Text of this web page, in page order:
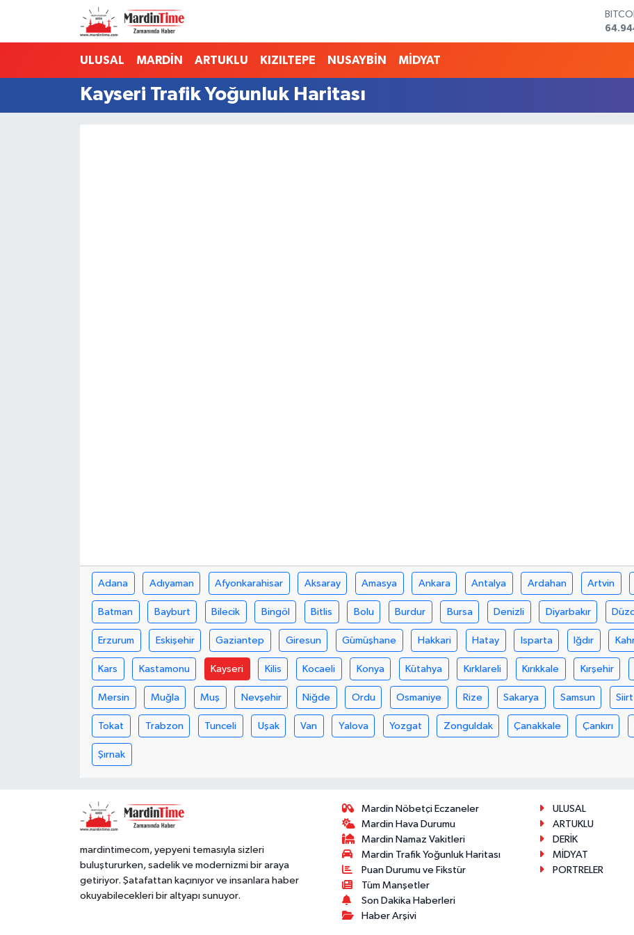
ULUSAL MARDİN ARTUKLU KIZILTEPE NUSAYBİN MİDYAT
Kayseri Trafik Yoğunluk Haritası
Adana Adıyaman Afyonkarahisar Aksaray Amasya Ankara Antalya Ardahan Artvin
Batman Bayburt Bilecik Bingöl Bitlis Bolu Burdur Bursa Denizli Diyarbakır
Erzurum Eskişehir Gaziantep Giresun Gümüşhane Hakkari Hatay Isparta Iğdır
Kars Kastamonu Kayseri Kilis Kocaeli Konya Kütahya Kırklareli Kırıkkale Kırşehir
Mersin Muğla Muş Nevşehir Niğde Ordu Osmaniye Rize Sakarya Samsun Siirt
Tokat Trabzon Tunceli Uşak Van Yalova Yozgat Zonguldak Çanakkale Çankırı
Şırnak
mardintimecom, yepyeni temasıyla sizleri
buluştururken, sadelik ve modernizmi bir araya
getiriyor. Şatafattan kaçınıyor ve insanlara haber
okuyabilecekleri bir altyapı sunuyor.
Mardin Nöbetçi Eczaneler
Mardin Hava Durumu
Mardin Namaz Vakitleri
Mardin Trafik Yoğunluk Haritası
Puan Durumu ve Fikstür
Tüm Manşetler
Son Dakika Haberleri
Haber Arşivi
ULUSAL
ARTUKLU
DERİK
MİDYAT
PORTRELER
Mardin Nöbetçi Eczaneler
Mardin Hava Durumu